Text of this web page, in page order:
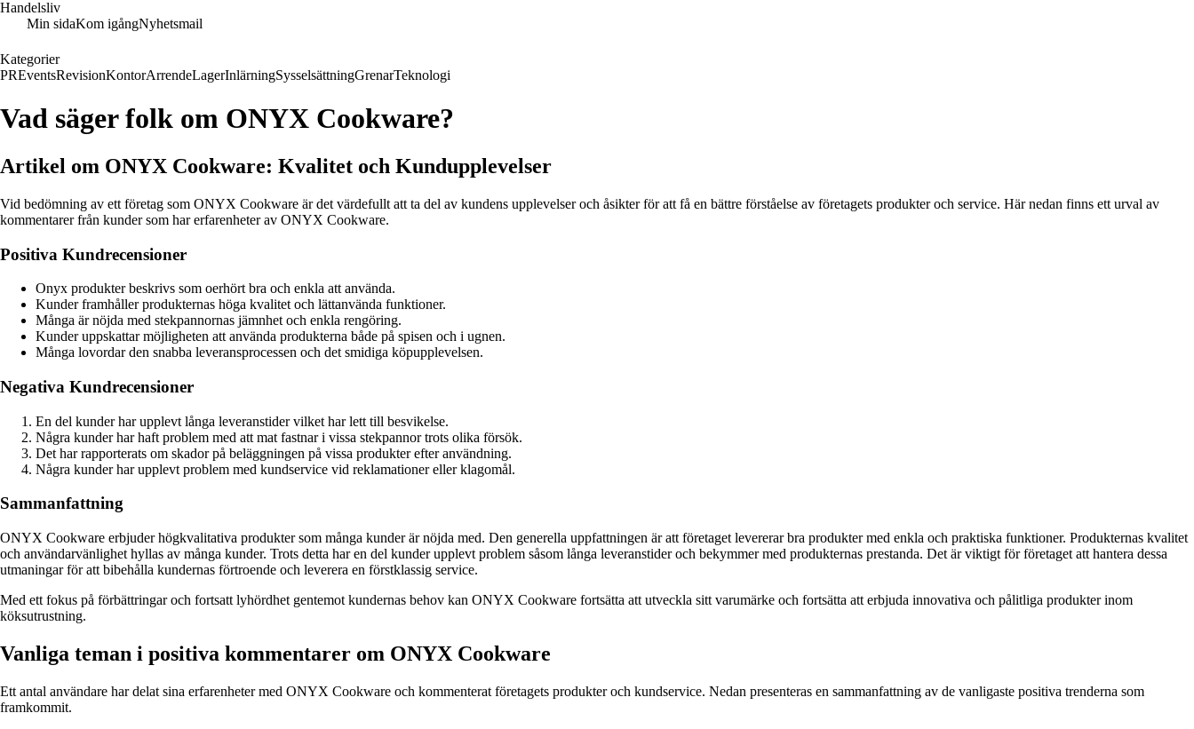
Handelsliv
Min sidaKom igångNyhetsmail
Kategorier
PREventsRevisionKontorArrendeLagerInlärningSysselsättningGrenarTeknologi
Vad säger folk om ONYX Cookware?
Artikel om ONYX Cookware: Kvalitet och Kundupplevelser
Vid bedömning av ett företag som ONYX Cookware är det värdefullt att ta del av kundens upplevelser och åsikter för att få en bättre förståelse av företagets produkter och service. Här nedan finns ett urval av
kommentarer från kunder som har erfarenheter av ONYX Cookware.
Positiva Kundrecensioner
Onyx produkter beskrivs som oerhört bra och enkla att använda.
Kunder framhåller produkternas höga kvalitet och lättanvända funktioner.
Många är nöjda med stekpannornas jämnhet och enkla rengöring.
Kunder uppskattar möjligheten att använda produkterna både på spisen och i ugnen.
Många lovordar den snabba leveransprocessen och det smidiga köpupplevelsen.
Negativa Kundrecensioner
En del kunder har upplevt långa leveranstider vilket har lett till besvikelse.
Några kunder har haft problem med att mat fastnar i vissa stekpannor trots olika försök.
Det har rapporterats om skador på beläggningen på vissa produkter efter användning.
Några kunder har upplevt problem med kundservice vid reklamationer eller klagomål.
Sammanfattning
ONYX Cookware erbjuder högkvalitativa produkter som många kunder är nöjda med. Den generella uppfattningen är att företaget levererar bra produkter med enkla och praktiska funktioner. Produkternas kvalitet
och användarvänlighet hyllas av många kunder. Trots detta har en del kunder upplevt problem såsom långa leveranstider och bekymmer med produkternas prestanda. Det är viktigt för företaget att hantera dessa
utmaningar för att bibehålla kundernas förtroende och leverera en förstklassig service.
Med ett fokus på förbättringar och fortsatt lyhördhet gentemot kundernas behov kan ONYX Cookware fortsätta att utveckla sitt varumärke och fortsätta att erbjuda innovativa och pålitliga produkter inom
köksutrustning.
Vanliga teman i positiva kommentarer om ONYX Cookware
Ett antal användare har delat sina erfarenheter med ONYX Cookware och kommenterat företagets produkter och kundservice. Nedan presenteras en sammanfattning av de vanligaste positiva trenderna som
framkommit.